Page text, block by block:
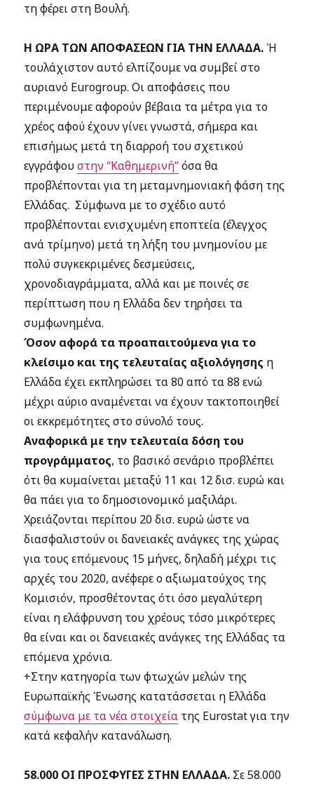
τη φέρει στη Βουλή.
Η ΩΡΑ ΤΩΝ ΑΠΟΦΑΣΕΩΝ ΓΙΑ ΤΗΝ ΕΛΛΑΔΑ.Ή
τουλάχιστον αυτό ελπίζουμε να συμβεί στο
αυριανό Eurogroup. Οι αποφάσεις που
περιμένουμε αφορούν βέβαια τα μέτρα για το
χρέος αφού έχουν γίνει γνωστά, σήμερα και
επισήμως μετά τη διαρροή του σχετικού
εγγράφουστην “Καθημερινή”όσα θα
προβλέπονται για τη μεταμνημονιακή φάση της
Ελλάδας. Σύμφωνα με το σχέδιο αυτό
προβλέπονται ενισχυμένη εποπτεία (έλεγχος
ανά τρίμηνο) μετά τη λήξη του μνημονίου με
πολύ συγκεκριμένες δεσμεύσεις,
χρονοδιαγράμματα, αλλά και με ποινές σε
περίπτωση που η Ελλάδα δεν τηρήσει τα
συμφωνημένα.
Όσον αφορά τα προαπαιτούμενα για το
κλείσιμο και της τελευταίας αξιολόγησης η
Ελλάδα έχει εκπληρώσει τα 80 από τα 88 ενώ
μέχρι αύριο αναμένεται να έχουν τακτοποιηθεί
οι εκκρεμότητες στο σύνολό τους.
Αναφορικά με την τελευταία δόση του
προγράμματος, το βασικό σενάριο προβλέπει
ότι θα κυμαίνεται μεταξύ 11 και 12 δισ. ευρώ και
θα πάει για το δημοσιονομικό μαξιλάρι.
Χρειάζονται περίπου 20 δισ. ευρώ ώστε να
διασφαλιστούν οι δανειακές ανάγκες της χώρας
για τους επόμενους 15 μήνες, δηλαδή μέχρι τις
αρχές του 2020, ανέφερε ο αξιωματούχος της
Κομισιόν, προσθέτοντας ότι όσο μεγαλύτερη
είναι η ελάφρυνση του χρέους τόσο μικρότερες
θα είναι και οι δανειακές ανάγκες της Ελλάδας τα
επόμενα χρόνια.
+Στην κατηγορία των φτωχών μελών της
Ευρωπαϊκής Ένωσης κατατάσσεται η Ελλάδα
σύμφωνα με τα νέα στοιχεία της Eurostat για την
κατά κεφαλήν κατανάλωση.
58.000 ΟΙ ΠΡΟΣΦΥΓΕΣ ΣΤΗΝ ΕΛΛΑΔΑ. Σε 58.000